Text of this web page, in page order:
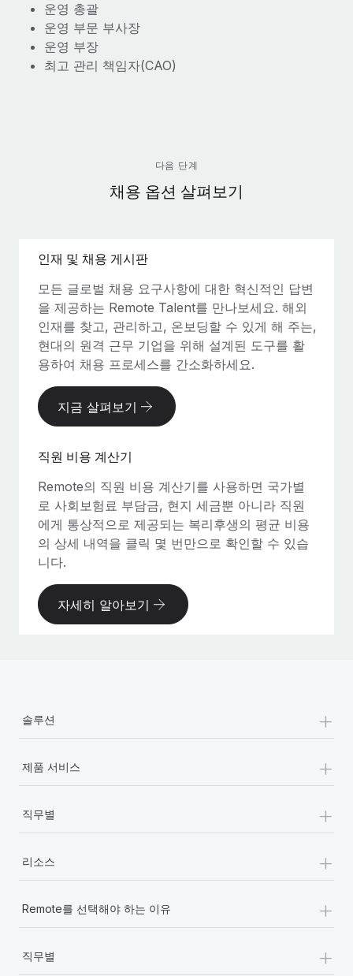
운영 총괄
운영 부문 부사장
운영 부장
최고 관리 책임자(CAO)
다음 단계
채용 옵션 살펴보기
인재 및 채용 게시판
모든 글로벌 채용 요구사항에 대한 혁신적인 답변
을 제공하는 Remote Talent를 만나보세요. 해외
인재를 찾고, 관리하고, 온보딩할 수 있게 해 주는,
현대의 원격 근무 기업을 위해 설계된 도구를 활
용하여 채용 프로세스를 간소화하세요.
지금 살펴보기
직원 비용 계산기
Remote의 직원 비용 계산기를 사용하면 국가별
로 사회보험료 부담금, 현지 세금뿐 아니라 직원
에게 통상적으로 제공되는 복리후생의 평균 비용
의 상세 내역을 클릭 몇 번만으로 확인할 수 있습
니다.
자세히 알아보기
솔루션 +
제품 서비스 +
직무별 +
리소스 +
Remote를 선택해야 하는 이유 +
직무별 +